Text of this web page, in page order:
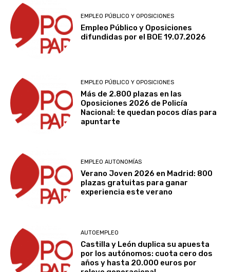
EMPLEO PÚBLICO Y OPOSICIONES
Empleo Público y Oposiciones
difundidas por el BOE 19.07.2026
EMPLEO PÚBLICO Y OPOSICIONES
Más de 2.800 plazas en las
Oposiciones 2026 de Policía
Nacional: te quedan pocos días para
apuntarte
EMPLEO AUTONOMÍAS
Verano Joven 2026 en Madrid: 800
plazas gratuitas para ganar
experiencia este verano
AUTOEMPLEO
Castilla y León duplica su apuesta
por los autónomos: cuota cero dos
años y hasta 20.000 euros por